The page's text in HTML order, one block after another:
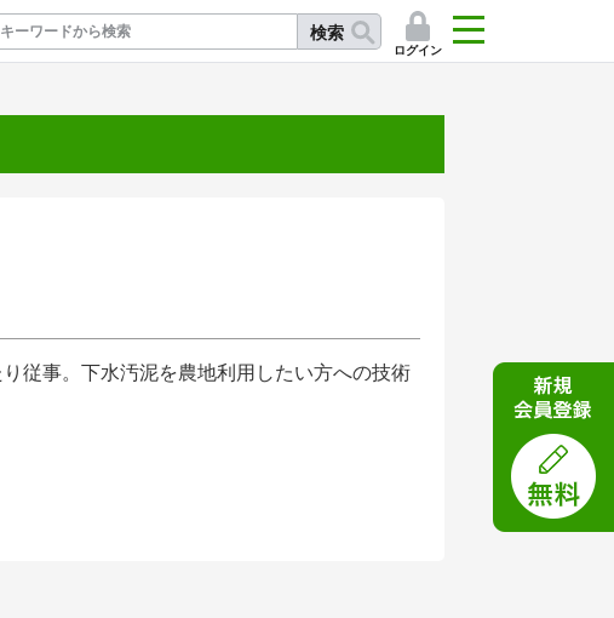
検索
ログイン
従事。下水汚泥を農地利用したい方への技術